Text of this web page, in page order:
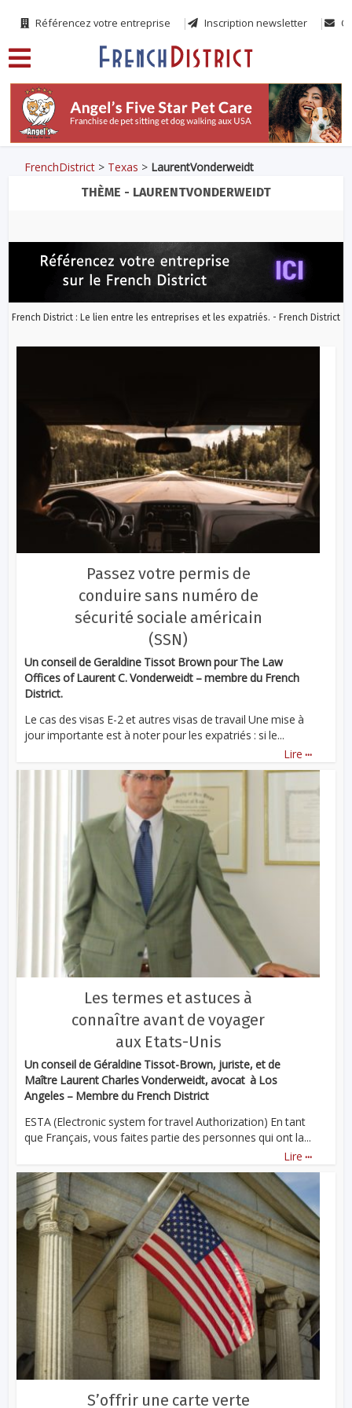
Référencez votre entreprise Inscription newsletter
FrenchDistrict > Texas > LaurentVonderweidt
THÈME - LAURENTVONDERWEIDT
French District : Le lien entre les entreprises et les expatriés. - French District
Passez votre permis de
conduire sans numéro de
sécurité sociale américain
(SSN)
Un conseil de Geraldine Tissot Brown pour The Law
Offices of Laurent C. Vonderweidt – membre du French
District.
Le cas des visas E-2 et autres visas de travail Une mise à
jour importante est à noter pour les expatriés : si le...
Lire ...
Les termes et astuces à
connaître avant de voyager
aux Etats-Unis
Un conseil de Géraldine Tissot-Brown, juriste, et de
Maître Laurent Charles Vonderweidt, avocat à Los
Angeles – Membre du French District
ESTA (Electronic system for travel Authorization) En tant
que Français, vous faites partie des personnes qui ont la...
Lire ...
S’offrir une carte verte